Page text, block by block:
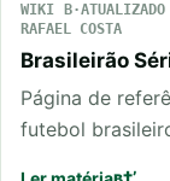
WIKI
RAFAEL COSTA
Brasileirão
Página de
futebol